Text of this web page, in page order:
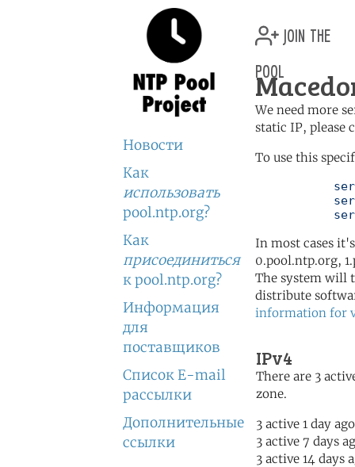
Новости
Как
использовать
pool.ntp.org?
Как
присоединиться
к pool.ntp.org?
Информация
для
поставщиков
Список E-mail
рассылки
Дополнительные
ссылки
join the
pool
We need more
static IP, please
To use this
In most cases
0.pool.ntp.org,
The system will
distribute
information for
IPv4
There are 3
zone.
3 active 1 day ago
3 active 7 days
3 active 14 days